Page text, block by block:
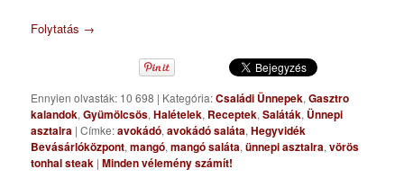
Folytatás →
Ennyien olvasták: 10 698 | Kategória:Családi Ünnepek,Gasztro
kalandok,Gyümölcsös,Halételek, Receptek,Saláták, Ünnepi
asztalra |Címke:avokádó,avokádó saláta,Hegyvidék
Bevásárlóközpont,mangó,mangó saláta,ünnepi asztalra,vörös
tonhal steak |Minden vélemény számít!